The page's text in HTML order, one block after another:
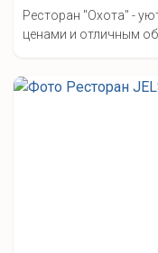
Ресторан "Охота" -
ценами и отличным